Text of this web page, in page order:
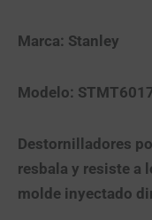
Marca: Stanley
Modelo:
Destornilladores
resbala y resiste a
molde inyectado